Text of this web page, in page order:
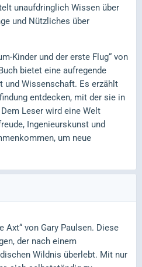
unaufdringlich Wissen über
und Nützliches über
Kinder und der erste Flug“ von
bietet eine aufregende
und Wissenschaft. Es erzählt
entdecken, mit der sie in
Leser wird eine Welt
Ingenieurskunst und
um neue
Axt“ von Gary Paulsen. Diese
der nach einem
Wildnis überlebt. Mit nur